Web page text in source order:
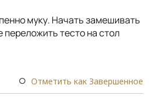
муку. Начать замешивать
переложить тесто на стол
Отметить как Завершенное